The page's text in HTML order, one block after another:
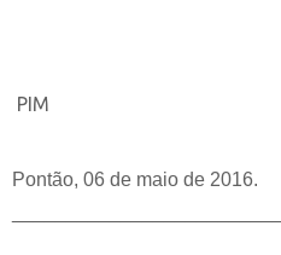
PIM
Pontão, 06 de maio de 2016.